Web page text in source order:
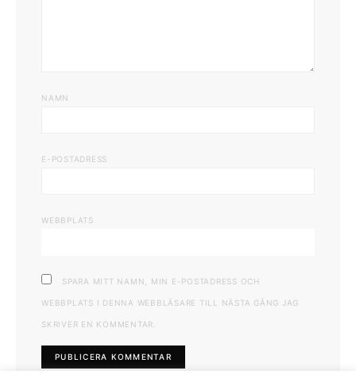
NAMN
E-POSTADRESS
WEBBPLATS
SPARA MITT NAMN, MIN E-POSTADRESS OCH
WEBBPLATS I DENNA WEBBLÄSARE TILL NÄSTA GÅNG JAG
SKRIVER EN KOMMENTAR.